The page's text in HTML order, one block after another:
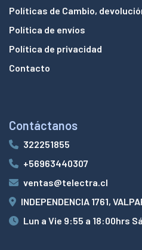
Políticas de Cambio,
Política de envíos
Política de privacidad
Contacto
Contáctanos
322251855
+56963440307
ventas@telectra.cl
INDEPENDENCIA 1761,
Lun a Vie 9:55 a 18:00hrs